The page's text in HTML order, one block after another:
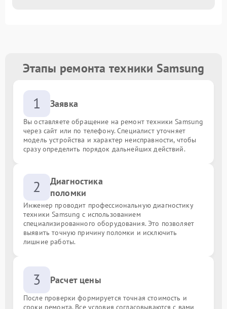
Этапы ремонта техники Samsung
1 Заявка
Вы оставляете обращение на ремонт техники Samsung
через сайт или по телефону. Специалист уточняет
модель устройства и характер неисправности, чтобы
сразу определить порядок дальнейших действий.
2
Диагностика
поломки
Инженер проводит профессиональную диагностику
техники Samsung с использованием
специализированного оборудования. Это позволяет
выявить точную причину поломки и исключить
лишние работы.
3 Расчет цены
После проверки формируется точная стоимость и
сроки ремонта. Все условия согласовываются с вами